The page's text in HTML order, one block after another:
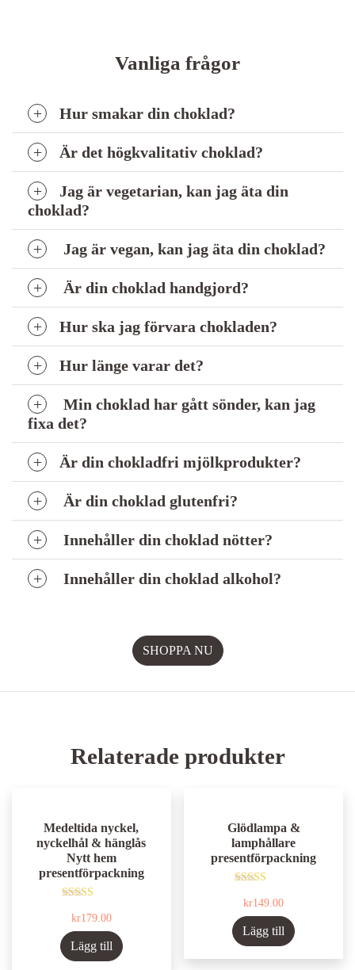
Vanliga frågor
Hur smakar din choklad?
Är det högkvalitativ choklad?
Jag är vegetarian, kan jag äta din
choklad?
Jag är vegan, kan jag äta din choklad?
Är din choklad handgjord?
Hur ska jag förvara chokladen?
Hur länge varar det?
Min choklad har gått sönder, kan jag
fixa det?
Är din chokladfri mjölkprodukter?
Är din choklad glutenfri?
Innehåller din choklad nötter?
Innehåller din choklad alkohol?
Relaterade produkter
Medeltida nyckel,
nyckelhål & hänglås
Nytt hem
presentförpackning
5.00
av 5
kr179.00
Lägg till
Glödlampa &
lamphållare
presentförpackning
5.00
av 5
kr149.00
Lägg till